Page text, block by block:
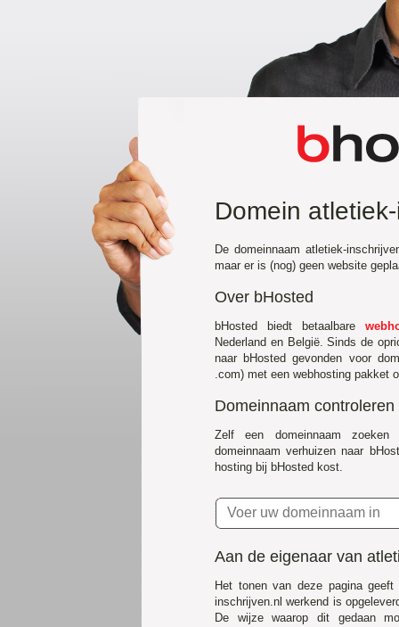
Domein
De domeinnaam atletiek-
maar er is (nog) geen website
Over bHosted
bHosted biedt betaalbare
Nederland en België. Sinds de
naar bHosted gevonden voor
.com) met een webhosting pakket
Domeinnaam controleren
Zelf een domeinnaam
domeinnaam verhuizen naar
hosting bij bHosted kost.
Aan de eigenaar van
Het tonen van deze pagina
inschrijven.nl werkend is
De wijze waarop dit gedaan